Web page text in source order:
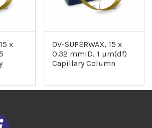
x
OV-SUPERWAX, 15 x
0.32 mmID, 1 µm(df)
Capillary Column